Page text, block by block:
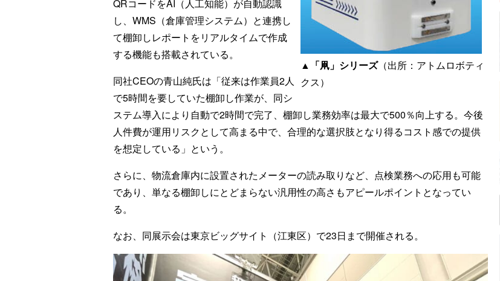
▲「凧」シリーズ（出所：アトムロボティ
クス）
QRコードをAI（人工知能）が自動認識
し、WMS（倉庫管理システム）と連携し
て棚卸しレポートをリアルタイムで作成
する機能も搭載されている。
同社CEOの青山純氏は「従来は作業員2人
で5時間を要していた棚卸し作業が、同シ
ステム導入により自動で2時間で完了、棚卸し業務効率は最大で500％向上する。今後
人件費が運用リスクとして高まる中で、合理的な選択肢となり得るコスト感での提供
を想定している」という。
さらに、物流倉庫内に設置されたメーターの読み取りなど、点検業務への応用も可能
であり、単なる棚卸しにとどまらない汎用性の高さもアピールポイントとなってい
る。
なお、同展示会は東京ビッグサイト（江東区）で23日まで開催される。